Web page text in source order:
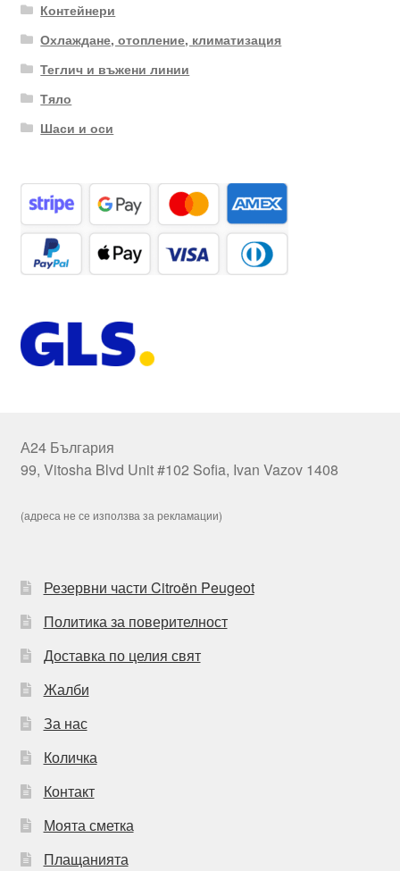
Контейнери
Охлаждане, отопление, климатизация
Теглич и въжени линии
Тяло
Шаси и оси
А24 България
99, Vitosha Blvd Unit #102 Sofia, Ivan Vazov 1408
(адреса не се използва за рекламации)
Резервни части Citroën Peugeot
Политика за поверителност
Доставка по целия свят
Жалби
За нас
Количка
Контакт
Моята сметка
Плащанията